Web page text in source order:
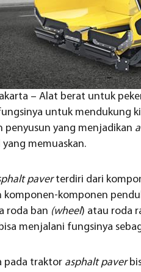
– Alat berat untuk
untuk mendukung
penyusun yang menjadikan
memuaskan.
paverterdiri dari
komponen-komponen
roda ban (wheel) atau roda
menjalani fungsinya
pada traktor asphalt paver